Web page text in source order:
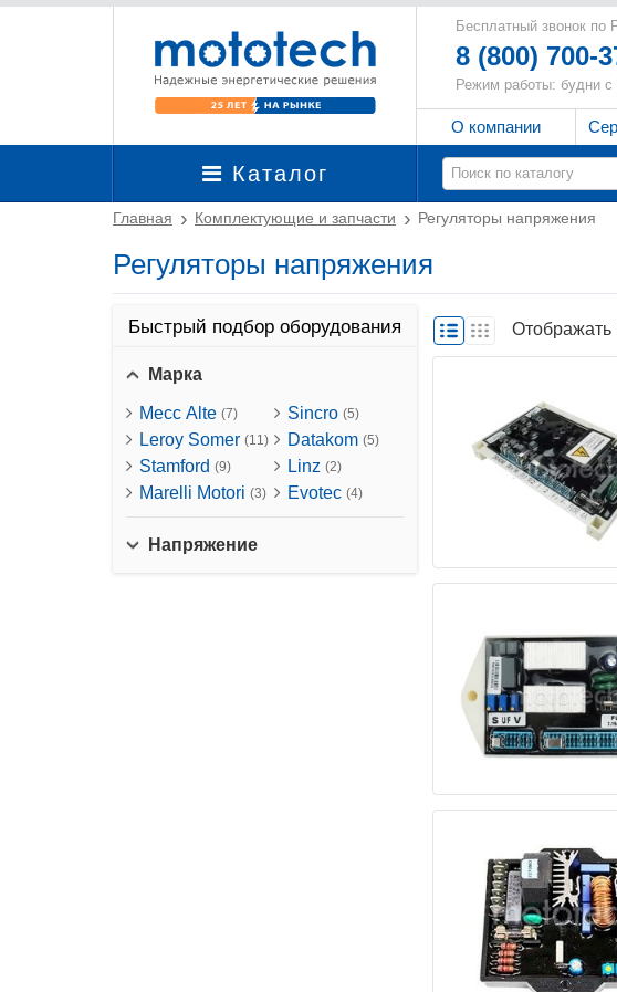
Бесплатный звонок по
8 (800) 700-
Режим работы: будни с
О компании
Каталог
Главная Комплектующие и запчасти Регуляторы напряжения
Регуляторы напряжения
Быстрый подбор оборудования
Марка
Mecc Alte (7)
Leroy Somer (11)
Stamford (9)
Marelli Motori (3)
Sincro (5)
Datakom (5)
Linz (2)
Evotec (4)
Напряжение
Отображать